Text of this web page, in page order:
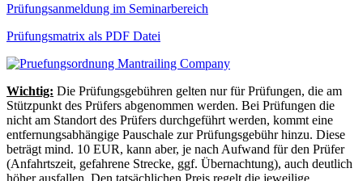
Prüfungsanmeldung im Seminarbereich
Prüfungsmatrix als PDF Datei
Wichtig: Die Prüfungsgebühren gelten nur für Prüfungen, die am
Stützpunkt des Prüfers abgenommen werden. Bei Prüfungen die
nicht am Standort des Prüfers durchgeführt werden, kommt eine
entfernungsabhängige Pauschale zur Prüfungsgebühr hinzu. Diese
beträgt mind. 10 EUR, kann aber, je nach Aufwand für den Prüfer
(Anfahrtszeit, gefahrene Strecke, ggf. Übernachtung), auch deutlich
höher ausfallen. Den tatsächlichen Preis regelt die jeweilige